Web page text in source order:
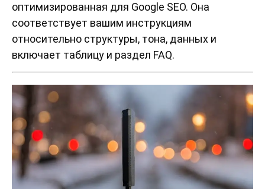
оптимизированная для Google SEO. Она
соответствует вашим инструкциям
относительно структуры, тона, данных и
включает таблицу и раздел FAQ.